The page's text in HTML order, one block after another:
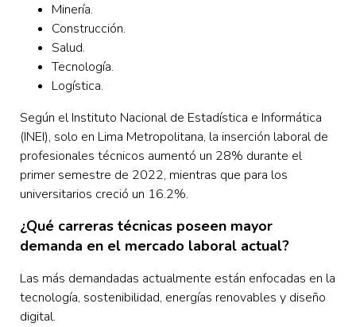
Minería.
Construcción.
Salud.
Tecnología.
Logística.
Según el Instituto Nacional de Estadística e Informática
(INEI), solo en Lima Metropolitana, la inserción laboral de
profesionales técnicos aumentó un 28% durante el
primer semestre de 2022, mientras que para los
universitarios creció un 16.2%.
¿Qué carreras técnicas poseen mayor
demanda en el mercado laboral actual?
Las más demandadas actualmente están enfocadas en la
tecnología, sostenibilidad, energías renovables y diseño
digital.